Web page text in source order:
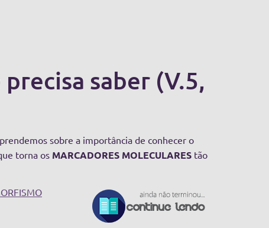
saber (V.5,
sobre a importância de conhecer o
torna os MARCADORES MOLECULARES tão